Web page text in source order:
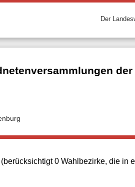
Der
0 Wahlbezirke, die in